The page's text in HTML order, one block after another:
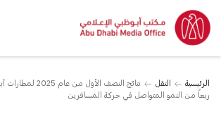
الرئيسية النقل
ربعاً من النمو المتواصل في حركة المسافرين